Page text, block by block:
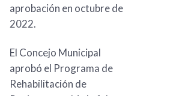
aprobación en octubre de
2022.
El Concejo Municipal
aprobó el Programa de
Rehabilitación de